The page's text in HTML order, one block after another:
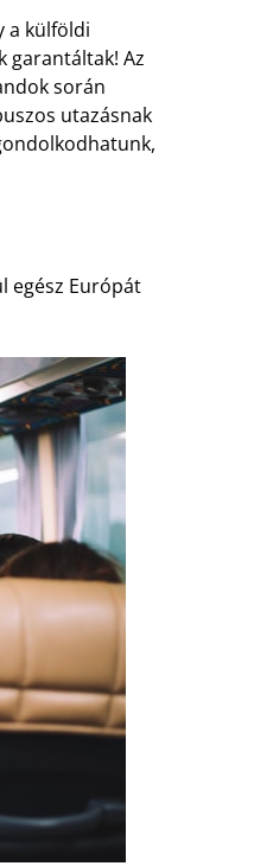
a külföldi
garantáltak! Az
során
utazásnak
egész Európát